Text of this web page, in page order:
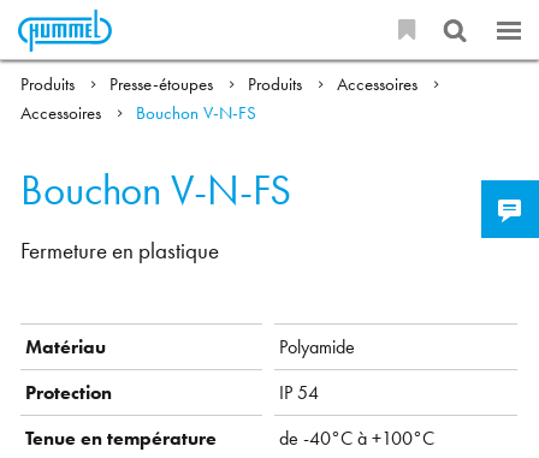
Produits Presse-étoupes Produits
Accessoires
Accessoires
Bouchon V-N-FS
Bouchon V-N-FS
Fermeture en plastique
Matériau
Polyamide
Protection
IP 54
Tenue en température
de -40°C à +100°C